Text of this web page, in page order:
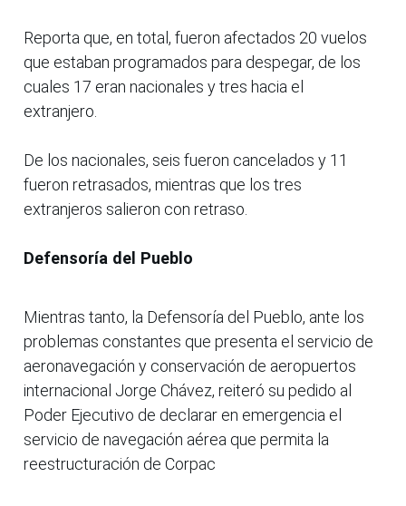
Reporta que, en total, fueron afectados 20 vuelos
que estaban programados para despegar, de los
cuales 17 eran nacionales y tres hacia el
extranjero.
De los nacionales, seis fueron cancelados y 11
fueron retrasados, mientras que los tres
extranjeros salieron con retraso.
Defensoría del Pueblo
Mientras tanto, la Defensoría del Pueblo, ante los
problemas constantes que presenta el servicio de
aeronavegación y conservación de aeropuertos
internacional Jorge Chávez, reiteró su pedido al
Poder Ejecutivo de declarar en emergencia el
servicio de navegación aérea que permita la
reestructuración de Corpac